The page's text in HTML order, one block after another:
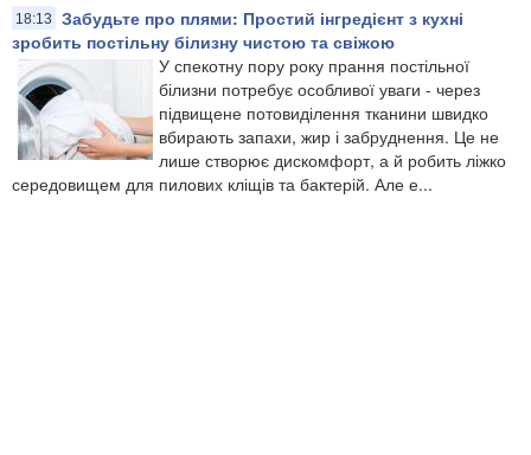
18:13
Забудьте про плями: Простий інгредієнт з кухні
зробить постільну білизну чистою та свіжою
У спекотну пору року прання постільної
білизни потребує особливої уваги - через
підвищене потовиділення тканини швидко
вбирають запахи, жир і забруднення. Це не
лише створює дискомфорт, а й робить ліжко
середовищем для пилових кліщів та бактерій. Але е...